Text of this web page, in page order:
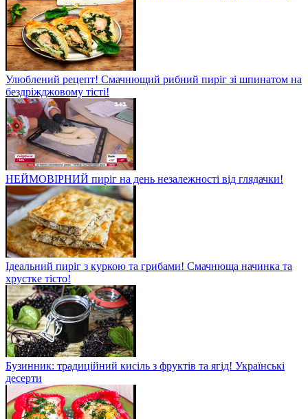
Улюблений рецепт! Смачнющий рибний пиріг зі шпинатом на
бездріжджовому тісті!
НЕЙМОВІРНИЙ пиріг на день незалежності від глядачки!
Ідеальний пиріг з куркою та грибами! Смачнюща начинка та
хрустке тісто!
Бузинник: традиційний кисіль з фруктів та ягід! Українські
десерти